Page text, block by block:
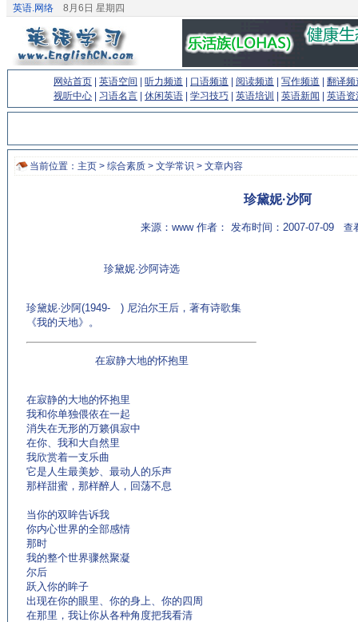
英语.网络 8月6日 星期四
网站首页 英语空间 听力频道 口语频道 阅读频道 写作频道
翻译频
视听中心
习语名言 休闲英语 学习技巧 英语培训 英语新闻 英语资
当前位置： 主页 > 综合素质 > 文学常识 > 文章内容
珍黛妮·沙阿
来源：www 作者： 发布时间：2007-07-09 查
珍黛妮·沙阿诗选
珍黛妮·沙阿(1949- ) 尼泊尔王后，著有诗歌集
《我的天地》。
在寂静大地的怀抱里
在寂静的大地的怀抱里
我和你单独偎依在一起
消失在无形的万籁俱寂中
在你、我和大自然里
我欣赏着一支乐曲
它是人生最美妙、最动人的乐声
那样甜蜜，那样醉人，回荡不息
当你的双眸告诉我
你内心世界的全部感情
那时
我的整个世界骤然聚凝
尔后
跃入你的眸子
出现在你的眼里、你的身上、你的四周
在那里，我让你从各种角度把我看清